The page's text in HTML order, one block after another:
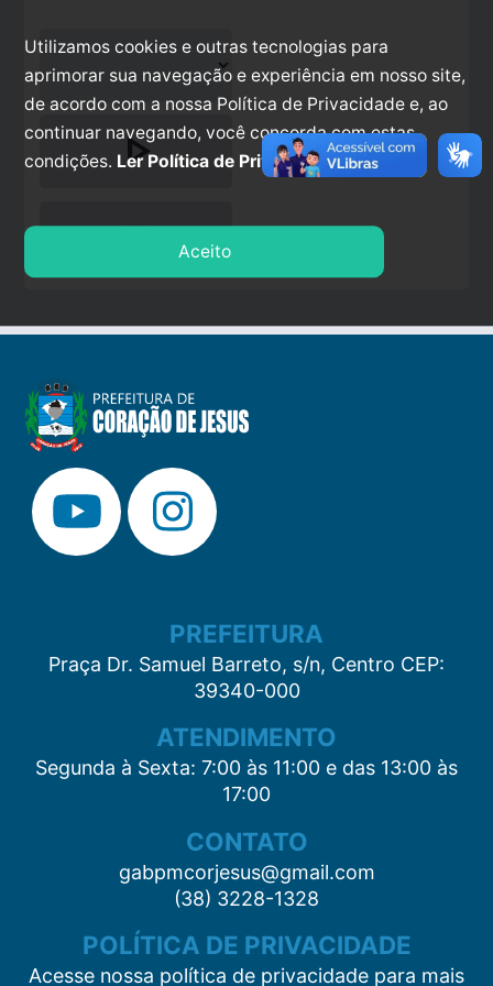
play_arrow
stop
PREFEITURA
Praça Dr. Samuel Barreto, s/n, Centro CEP:
39340-000
ATENDIMENTO
Segunda à Sexta: 7:00 às 11:00 e das 13:00 às
17:00
CONTATO
gabpmcorjesus@gmail.com
(38) 3228-1328
POLÍTICA DE PRIVACIDADE
Acesse nossa política de privacidade para mais
Utilizamos cookies e outras tecnologias para
aprimorar sua navegação e experiência em nosso site,
de acordo com a nossa Política de Privacidade e, ao
continuar navegando, você concorda com estas
condições. Ler Política de Privacidade.
Aceito